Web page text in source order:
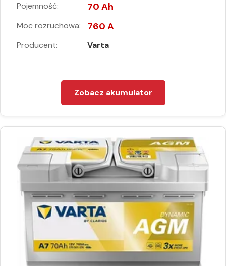
Pojemność: 70 Ah
Moc rozruchowa: 760 A
Producent: Varta
Zobacz akumulator